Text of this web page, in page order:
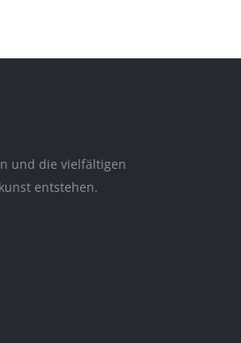
und die vielfältigen
entstehen.